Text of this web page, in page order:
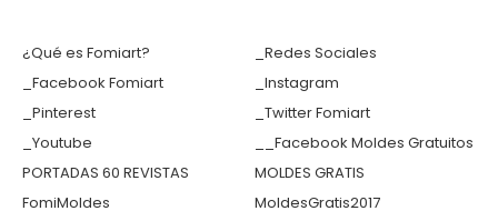
¿Qué es Fomiart?
_Redes Sociales
_Facebook Fomiart
_Instagram
_Pinterest
_Twitter Fomiart
_Youtube
__Facebook Moldes Gratuitos
PORTADAS 60 REVISTAS
MOLDES GRATIS
FomiMoldes
MoldesGratis2017